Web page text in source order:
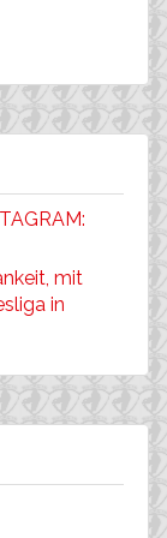
mit
in